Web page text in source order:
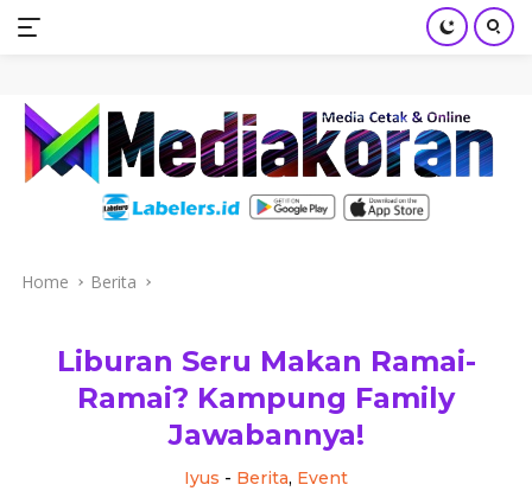
Skip
content
Home Berita
Liburan Seru Makan Ramai-
Ramai? Kampung Family
Jawabannya!
Iyus - Berita, Event